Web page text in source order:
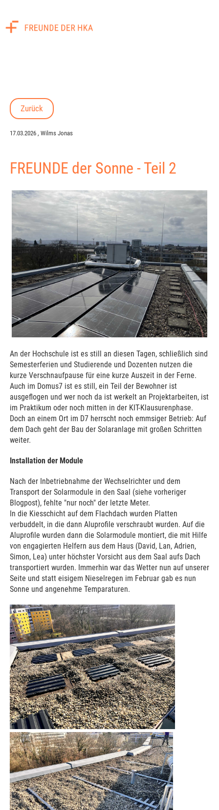
Zurück
17.03.2026 , Wilms Jonas
FREUNDE der Sonne - Teil 2
An der Hochschule ist es still an diesen Tagen, schließlich sind
Semesterferien und Studierende und Dozenten nutzen die
kurze Verschnaufpause für eine kurze Auszeit in der Ferne.
Auch im Domus7 ist es still, ein Teil der Bewohner ist
ausgeflogen und wer noch da ist werkelt an Projektarbeiten, ist
im Praktikum oder noch mitten in der KIT-Klausurenphase.
Doch an einem Ort im D7 herrscht noch emmsiger Betrieb: Auf
dem Dach geht der Bau der Solaranlage mit großen Schritten
weiter.
Installation der Module
Nach der Inbetriebnahme der Wechselrichter und dem
Transport der Solarmodule in den Saal (siehe vorheriger
Blogpost), fehlte "nur noch" der letzte Meter.
In die Kiesschicht auf dem Flachdach wurden Platten
verbuddelt, in die dann Aluprofile verschraubt wurden. Auf die
Aluprofile wurden dann die Solarmodule montiert, die mit Hilfe
von engagierten Helfern aus dem Haus (David, Lan, Adrien,
Simon, Lea) unter höchster Vorsicht aus dem Saal aufs Dach
transportiert wurden. Immerhin war das Wetter nun auf unserer
Seite und statt eisigem Nieselregen im Februar gab es nun
Sonne und angenehme Temparaturen.